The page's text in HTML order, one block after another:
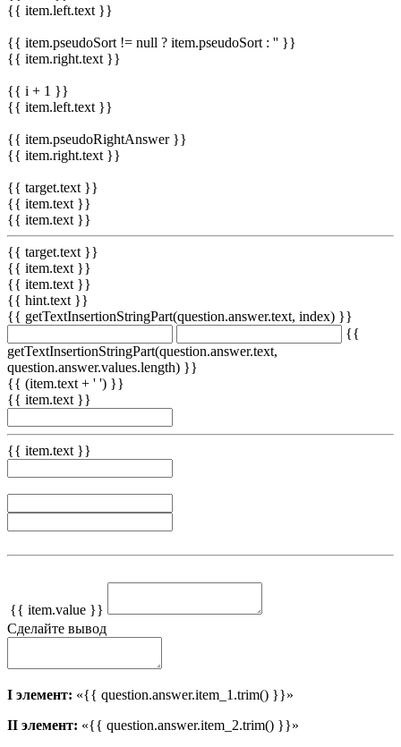
{{ item.left.text }}
{{ item.pseudoSort != null ? item.pseudoSort : '' }}
{{ item.right.text }}
{{ i + 1 }}
{{ item.left.text }}
{{ item.pseudoRightAnswer }}
{{ item.right.text }}
{{ target.text }}
{{ item.text }}
{{ item.text }}
{{ target.text }}
{{ item.text }}
{{ item.text }}
{{ hint.text }}
{{ getTextInsertionStringPart(question.answer.text, index) }}
{{
getTextInsertionStringPart(question.answer.text,
question.answer.values.length) }}
{{ (item.text + ' ') }}
{{ item.text }}
{{ item.text }}
{{ item.value }}
Сделайте вывод
I элемент: «{{ question.answer.item_1.trim() }}»
II элемент: «{{ question.answer.item_2.trim() }}»